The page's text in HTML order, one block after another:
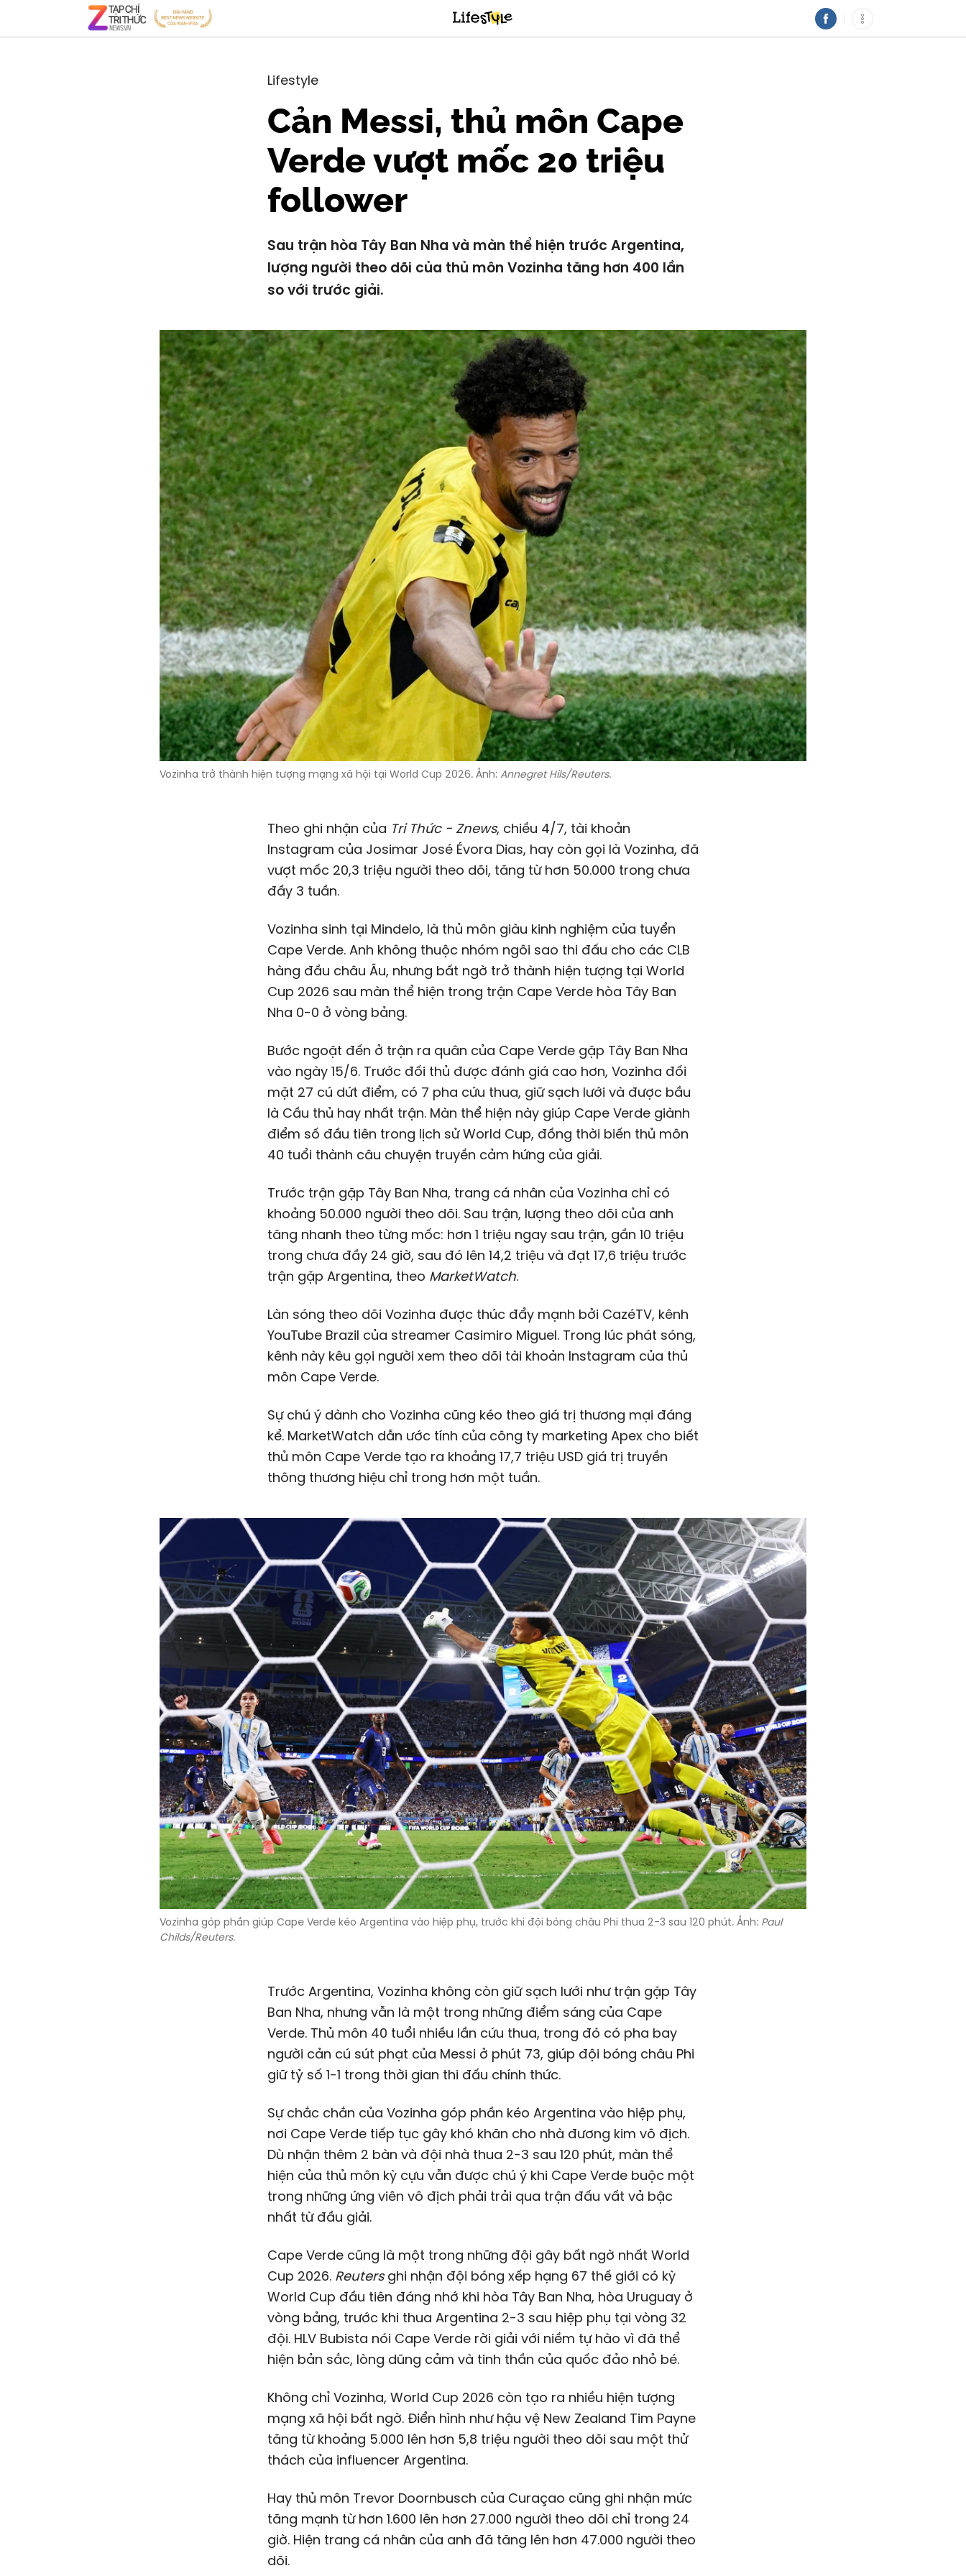
Lifestyle
Cản Messi, thủ môn Cape
Verde vượt mốc 20 triệu
follower
Sau trận hòa Tây Ban Nha và màn thể hiện trước Argentina,
lượng người theo dõi của thủ môn Vozinha tăng hơn 400 lần
so với trước giải.
Vozinha trở thành hiện tượng mạng xã hội tại World Cup 2026. Ảnh: Annegret Hils/Reuters.
Theo ghi nhận của Tri Thức - Znews, chiều 4/7, tài khoản
Instagram của Josimar José Évora Dias, hay còn gọi là Vozinha, đã
vượt mốc 20,3 triệu người theo dõi, tăng từ hơn 50.000 trong chưa
đầy 3 tuần.
Vozinha sinh tại Mindelo, là thủ môn giàu kinh nghiệm của tuyển
Cape Verde. Anh không thuộc nhóm ngôi sao thi đấu cho các CLB
hàng đầu châu Âu, nhưng bất ngờ trở thành hiện tượng tại World
Cup 2026 sau màn thể hiện trong trận Cape Verde hòa Tây Ban
Nha 0-0 ở vòng bảng.
Bước ngoặt đến ở trận ra quân của Cape Verde gặp Tây Ban Nha
vào ngày 15/6. Trước đối thủ được đánh giá cao hơn, Vozinha đối
mặt 27 cú dứt điểm, có 7 pha cứu thua, giữ sạch lưới và được bầu
là Cầu thủ hay nhất trận. Màn thể hiện này giúp Cape Verde giành
điểm số đầu tiên trong lịch sử World Cup, đồng thời biến thủ môn
40 tuổi thành câu chuyện truyền cảm hứng của giải.
Trước trận gặp Tây Ban Nha, trang cá nhân của Vozinha chỉ có
khoảng 50.000 người theo dõi. Sau trận, lượng theo dõi của anh
tăng nhanh theo từng mốc: hơn 1 triệu ngay sau trận, gần 10 triệu
trong chưa đầy 24 giờ, sau đó lên 14,2 triệu và đạt 17,6 triệu trước
trận gặp Argentina, theo MarketWatch.
Làn sóng theo dõi Vozinha được thúc đẩy mạnh bởi CazéTV, kênh
YouTube Brazil của streamer Casimiro Miguel. Trong lúc phát sóng,
kênh này kêu gọi người xem theo dõi tài khoản Instagram của thủ
môn Cape Verde.
Sự chú ý dành cho Vozinha cũng kéo theo giá trị thương mại đáng
kể. MarketWatch dẫn ước tính của công ty marketing Apex cho biết
thủ môn Cape Verde tạo ra khoảng 17,7 triệu USD giá trị truyền
thông thương hiệu chỉ trong hơn một tuần.
Vozinha góp phần giúp Cape Verde kéo Argentina vào hiệp phụ, trước khi đội bóng châu Phi thua 2-3 sau 120 phút. Ảnh: Paul
Childs/Reuters.
Trước Argentina, Vozinha không còn giữ sạch lưới như trận gặp Tây
Ban Nha, nhưng vẫn là một trong những điểm sáng của Cape
Verde. Thủ môn 40 tuổi nhiều lần cứu thua, trong đó có pha bay
người cản cú sút phạt của Messi ở phút 73, giúp đội bóng châu Phi
giữ tỷ số 1-1 trong thời gian thi đấu chính thức.
Sự chắc chắn của Vozinha góp phần kéo Argentina vào hiệp phụ,
nơi Cape Verde tiếp tục gây khó khăn cho nhà đương kim vô địch.
Dù nhận thêm 2 bàn và đội nhà thua 2-3 sau 120 phút, màn thể
hiện của thủ môn kỳ cựu vẫn được chú ý khi Cape Verde buộc một
trong những ứng viên vô địch phải trải qua trận đấu vất vả bậc
nhất từ đầu giải.
Cape Verde cũng là một trong những đội gây bất ngờ nhất World
Cup 2026. Reutersghi nhận đội bóng xếp hạng 67 thế giới có kỳ
World Cup đầu tiên đáng nhớ khi hòa Tây Ban Nha, hòa Uruguay ở
vòng bảng, trước khi thua Argentina 2-3 sau hiệp phụ tại vòng 32
đội. HLV Bubista nói Cape Verde rời giải với niềm tự hào vì đã thể
hiện bản sắc, lòng dũng cảm và tinh thần của quốc đảo nhỏ bé.
Không chỉ Vozinha, World Cup 2026 còn tạo ra nhiều hiện tượng
mạng xã hội bất ngờ. Điển hình như hậu vệ New Zealand Tim Payne
tăng từ khoảng 5.000 lên hơn 5,8 triệu người theo dõi sau một thử
thách của influencer Argentina.
Hay thủ môn Trevor Doornbusch của Curaçao cũng ghi nhận mức
tăng mạnh từ hơn 1.600 lên hơn 27.000 người theo dõi chỉ trong 24
giờ. Hiện trang cá nhân của anh đã tăng lên hơn 47.000 người theo
dõi.